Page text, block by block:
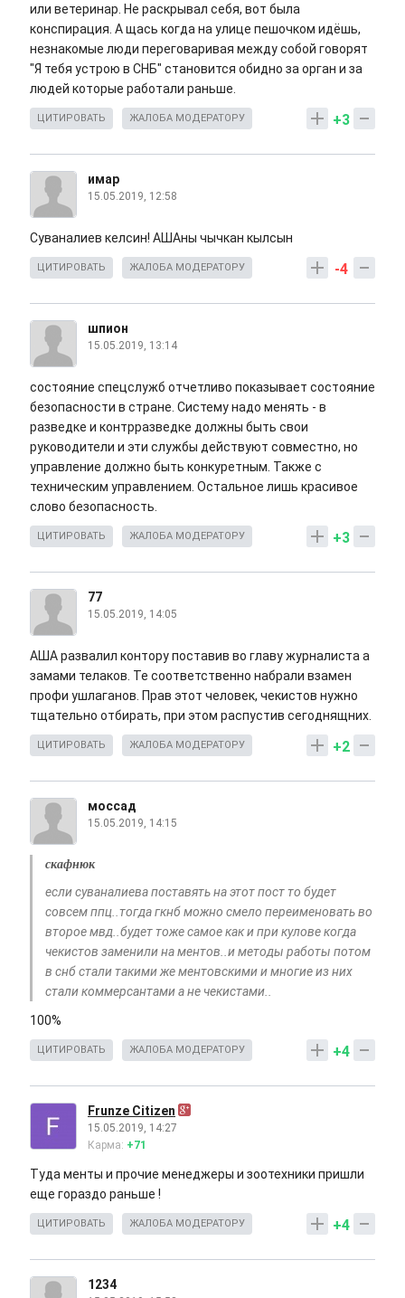
или ветеринар. Не раскрывал себя, вот была
конспирация. А щась когда на улице пешочком идёшь,
незнакомые люди переговаривая между собой говорят
"Я тебя устрою в СНБ" становится обидно за орган и за
людей которые работали раньше.
+3
ЦИТИРОВАТЬ ЖАЛОБА МОДЕРАТОРУ
имар
15.05.2019, 12:58
Суваналиев келсин! АШАны чычкан кылсын
-4
ЦИТИРОВАТЬ ЖАЛОБА МОДЕРАТОРУ
шпион
15.05.2019, 13:14
состояние спецслужб отчетливо показывает состояние
безопасности в стране. Систему надо менять - в
разведке и контрразведке должны быть свои
руководители и эти службы действуют совместно, но
управление должно быть конкуретным. Также с
техническим управлением. Остальное лишь красивое
слово безопасность.
+3
ЦИТИРОВАТЬ ЖАЛОБА МОДЕРАТОРУ
77
15.05.2019, 14:05
АША развалил контору поставив во главу журналиста а
замами телаков. Те соответственно набрали взамен
профи ушлаганов. Прав этот человек, чекистов нужно
тщательно отбирать, при этом распустив сегоднящних.
+2
ЦИТИРОВАТЬ ЖАЛОБА МОДЕРАТОРУ
моссад
15.05.2019, 14:15
скафнюк
если суваналиева поставять на этот пост то будет
совсем ппц..тогда гкнб можно смело переименовать во
второе мвд..будет тоже самое как и при кулове когда
чекистов заменили на ментов..и методы работы потом
в снб стали такими же ментовскими и многие из них
стали коммерсантами а не чекистами..
100%
+4
ЦИТИРОВАТЬ ЖАЛОБА МОДЕРАТОРУ
Frunze Citizen
15.05.2019, 14:27
Карма: +71
Туда менты и прочие менеджеры и зоотехники пришли
еще гораздо раньше !
+4
ЦИТИРОВАТЬ ЖАЛОБА МОДЕРАТОРУ
1234